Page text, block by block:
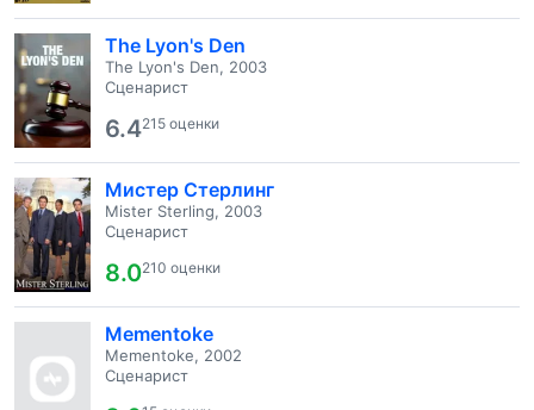
The Lyon's Den
The Lyon's Den, 2003
Сценарист
6.4215 оценки
Мистер Стерлинг
Mister Sterling, 2003
Сценарист
8.0210 оценки
Mementoke
Mementoke, 2002
Сценарист